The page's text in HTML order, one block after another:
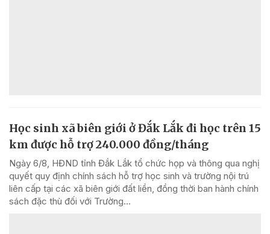
Học sinh xã biên giới ở Đắk Lắk đi học trên 15
km được hỗ trợ 240.000 đồng/tháng
Ngày 6/8, HĐND tỉnh Đắk Lắk tổ chức họp và thông qua nghị
quyết quy định chính sách hỗ trợ học sinh và trường nội trú
liên cấp tại các xã biên giới đất liền, đồng thời ban hành chính
sách đặc thù đối với Trường...